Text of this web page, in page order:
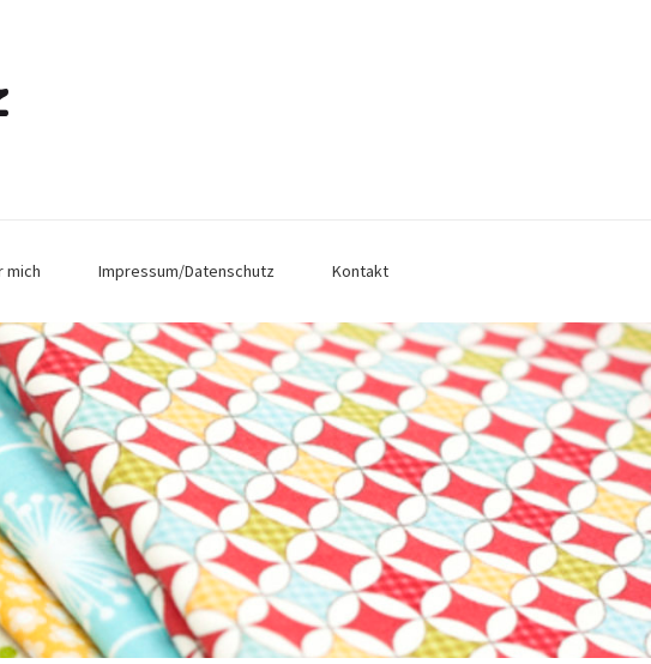
mich Impressum/Datenschutz Kontakt